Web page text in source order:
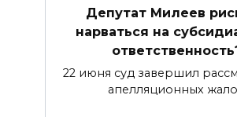
Депутат Милеев
нарваться на
22 июня суд завершил
апелляционных